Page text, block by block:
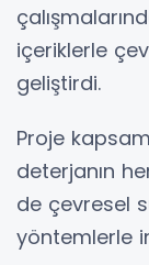
içeriklerle
geliştirdi.
Proje
deterjanın
de çevresel
yöntemlerle